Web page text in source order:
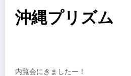
沖縄プリズム
内覧会にきましたー！